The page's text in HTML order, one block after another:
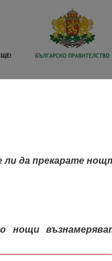
да прекарате
нощи